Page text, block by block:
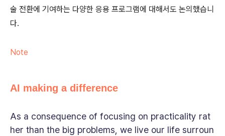
술 전환에 기여하는 다양한 응용 프로그램에 대해서도 논의했습니
다.
Note
AI making a difference
As a consequence of focusing on practicality rat
her than the big problems, we live our life surroun